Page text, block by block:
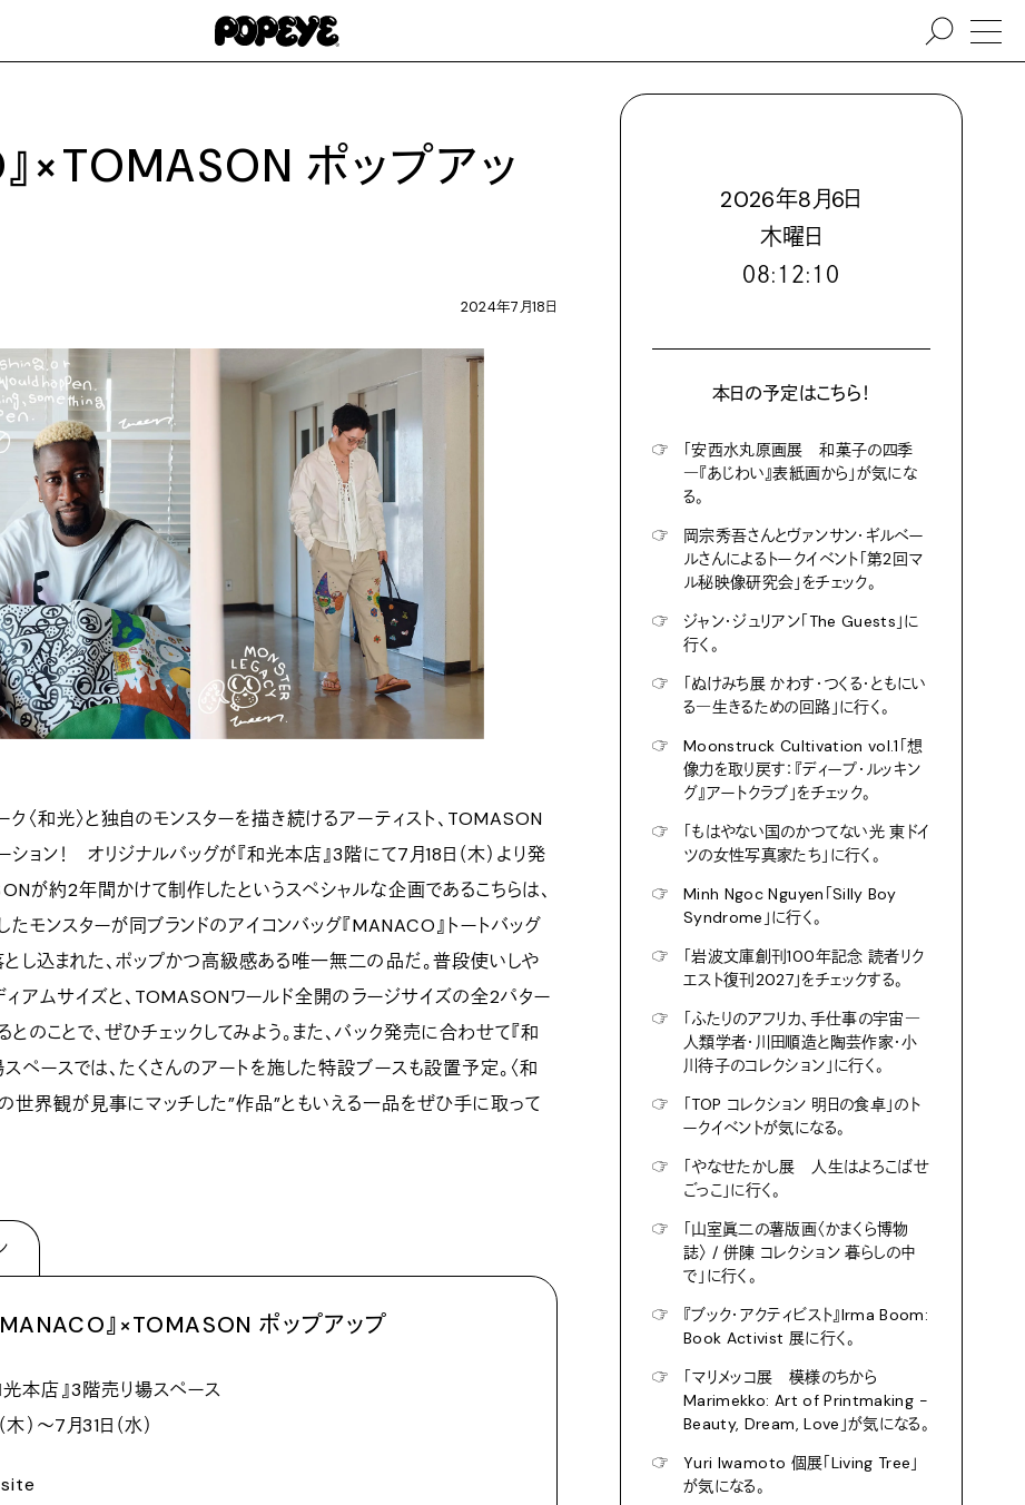
』×TOMASON ポップアッ
2024年7月18日
〈和光〉と独自のモンスターを描き続けるアーティスト、TOMASON
ョン！ オリジナルバッグが『和光本店』3階にて7月18日（木）より発
が約2年間かけて制作したというスペシャルな企画であるこちらは、
たモンスターが同ブランドのアイコンバッグ『MANACO』トートバッグ
とし込まれた、ポップかつ高級感ある唯一無二の品だ。普段使いしや
ィアムサイズと、TOMASONワールド全開のラージサイズの全2パター
のことで、ぜひチェックしてみよう。また、バック発売に合わせて『和
ペースでは、たくさんのアートを施した特設ブースも設置予定。〈和
世界観が見事にマッチした”作品”ともいえる一品をぜひ手に取って
MANACO』×TOMASON ポップアップ
光本店』3階売り場スペース
）～7月31日（水）
2026年8月6日
木曜日
０８:１２:１１
本日の予定はこちら！
☞
「安西水丸原画展 和菓子の四季
―『あじわい』表紙画から」が気にな
る。
☞
岡宗秀吾さんとヴァンサン・ギルベー
ルさんによるトークイベント「第2回マ
ル秘映像研究会」をチェック。
☞
ジャン・ジュリアン「The Guests」に
行く。
☞
「ぬけみち展 かわす・つくる・ともにい
る―生きるための回路」に行く。
☞
Moonstruck Cultivation vol.1「想
像力を取り戻す：『ディープ・ルッキン
グ』アートクラブ」をチェック。
☞
「もはやない国のかつてない光 東ドイ
ツの女性写真家たち」に行く。
☞
Minh Ngoc Nguyen「Silly Boy
Syndrome」に行く。
☞
「岩波文庫創刊100年記念 読者リク
エスト復刊2027」をチェックする。
☞
「ふたりのアフリカ、手仕事の宇宙―
人類学者・川田順造と陶芸作家・小
川待子のコレクション」に行く。
☞
「TOP コレクション 明日の食卓」のト
ークイベントが気になる。
☞
「やなせたかし展 人生はよろこばせ
ごっこ」に行く。
☞
「山室眞二の薯版画〈かまくら博物
誌〉 / 併陳 コレクション 暮らしの中
で」に行く。
☞
『ブック・アクティビスト』Irma Boom:
Book Activist 展に行く。
☞
「マリメッコ展 模様のちから
Marimekko: Art of Printmaking -
Beauty, Dream, Love」が気になる。
☞
Yuri Iwamoto 個展「Living Tree」
が気になる。